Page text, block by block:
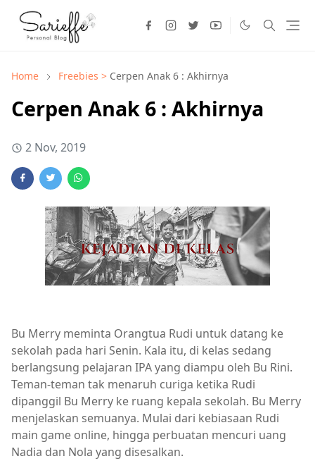
Home Freebies > Cerpen Anak 6 : Akhirnya
Cerpen Anak 6 : Akhirnya
2 Nov, 2019
Bu Merry meminta Orangtua Rudi untuk datang ke
sekolah pada hari Senin. Kala itu, di kelas sedang
berlangsung pelajaran IPA yang diampu oleh Bu Rini.
Teman-teman tak menaruh curiga ketika Rudi
dipanggil Bu Merry ke ruang kepala sekolah. Bu Merry
menjelaskan semuanya. Mulai dari kebiasaan Rudi
main game online, hingga perbuatan mencuri uang
Nadia dan Nola yang disesalkan.